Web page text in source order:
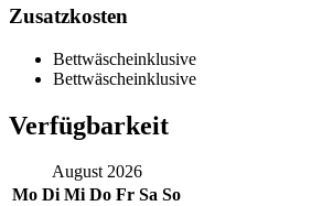
Zusatzkosten
Bettwäscheinklusive
Bettwäscheinklusive
Verfügbarkeit
August 2026
Mo Di Mi Do Fr Sa So